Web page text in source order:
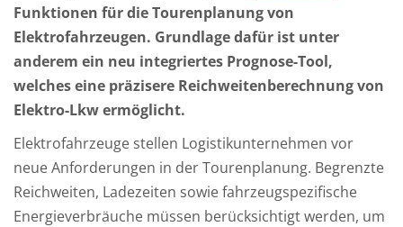
Funktionen für die Tourenplanung von
Elektrofahrzeugen. Grundlage dafür ist unter
anderem ein neu integriertes Prognose-Tool,
welches eine präzisere Reichweitenberechnung von
Elektro-Lkw ermöglicht.
Elektrofahrzeuge stellen Logistikunternehmen vor
neue Anforderungen in der Tourenplanung. Begrenzte
Reichweiten, Ladezeiten sowie fahrzeugspezifische
Energieverbräuche müssen berücksichtigt werden, um